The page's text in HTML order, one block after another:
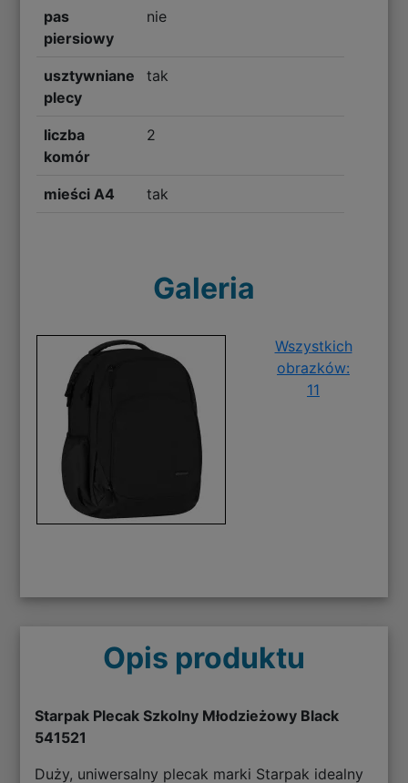
pas
piersiowy
nie
usztywniane
plecy
tak
liczba
komór
2
mieści A4 tak
Galeria
Wszystkich
obrazków:
11
Opis produktu
Starpak Plecak Szkolny Młodzieżowy Black
541521
Duży, uniwersalny plecak marki Starpak idealny